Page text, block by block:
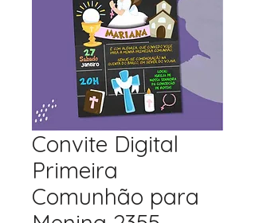
Convite Digital
Primeira
Comunhão para